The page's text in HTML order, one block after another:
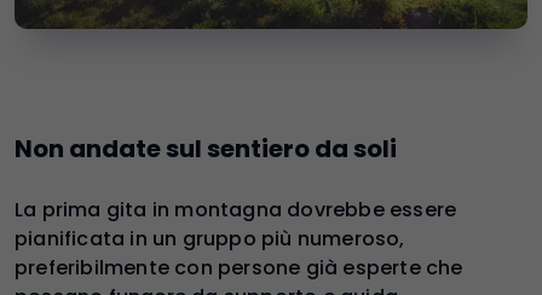
Non andate sul sentiero da soli
La prima gita in montagna dovrebbe essere
pianificata in un gruppo più numeroso,
preferibilmente con persone già esperte che